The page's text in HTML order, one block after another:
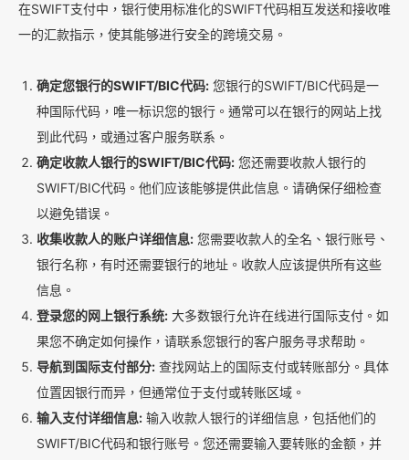
在SWIFT支付中，银行使用标准化的SWIFT代码相互发送和接收唯
一的汇款指示，使其能够进行安全的跨境交易。
确定您银行的SWIFT/BIC代码: 您银行的SWIFT/BIC代码是一
种国际代码，唯一标识您的银行。通常可以在银行的网站上找
到此代码，或通过客户服务联系。
确定收款人银行的SWIFT/BIC代码: 您还需要收款人银行的
SWIFT/BIC代码。他们应该能够提供此信息。请确保仔细检查
以避免错误。
收集收款人的账户详细信息: 您需要收款人的全名、银行账号、
银行名称，有时还需要银行的地址。收款人应该提供所有这些
信息。
登录您的网上银行系统: 大多数银行允许在线进行国际支付。如
果您不确定如何操作，请联系您银行的客户服务寻求帮助。
导航到国际支付部分: 查找网站上的国际支付或转账部分。具体
位置因银行而异，但通常位于支付或转账区域。
输入支付详细信息: 输入收款人银行的详细信息，包括他们的
SWIFT/BIC代码和银行账号。您还需要输入要转账的金额，并